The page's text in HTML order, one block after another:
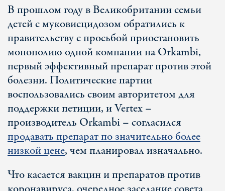
В прошлом году в Великобритании семьи
детей с муковисцидозом обратились к
правительству с просьбой приостановить
монополию одной компании на Orkambi,
первый эффективный препарат против этой
болезни. Политические партии
воспользовались своим авторитетом для
поддержки петиции, и Vertex –
производитель Orkambi – согласился
продавать препарат по значительно более
низкой цене, чем планировал изначально.
Что касается вакцин и препаратов против